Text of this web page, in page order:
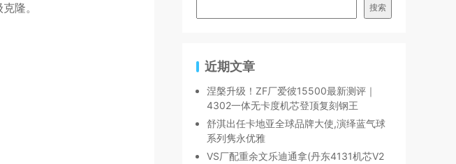
隆。
搜索
近期文章
涅槃升级！ZF厂爱彼15500最新测评｜
4302一体无卡度机芯登顶复刻钢王
舒淇出任卡地亚全球品牌大使,演绎蓝气球
系列隽永优雅
VS厂配重余文乐迪通拿(丹东4131机芯V2